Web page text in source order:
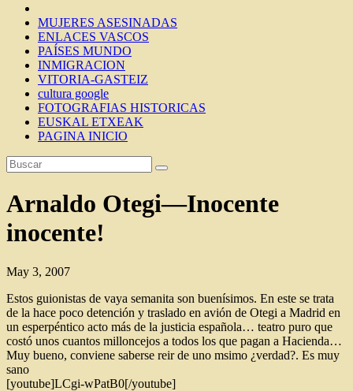
MUJERES ASESINADAS
ENLACES VASCOS
PAÍSES MUNDO
INMIGRACION
VITORIA-GASTEIZ
cultura google
FOTOGRAFIAS HISTORICAS
EUSKAL ETXEAK
PAGINA INICIO
Arnaldo Otegi—Inocente
inocente!
May 3, 2007
Estos guionistas de vaya semanita son buenísimos. En este se trata
de la hace poco detención y traslado en avión de Otegi a Madrid en
un esperpéntico acto más de la justicia española… teatro puro que
costó unos cuantos milloncejos a todos los que pagan a Hacienda…
Muy bueno, conviene saberse reir de uno msimo ¿verdad?. Es muy
sano
[youtube]LCgi-wPatB0[/youtube]